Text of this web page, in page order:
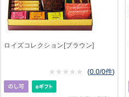
ロイズコレクション[ブラウン]
★ ★ ★ ★ ★
★★★★★ (0.0/0件)